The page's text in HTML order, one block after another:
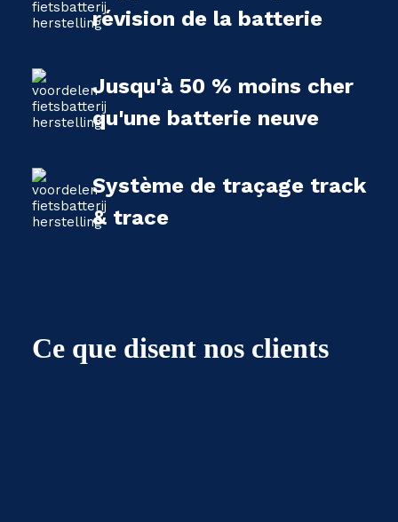
révision de la batterie
Jusqu'à 50 % moins cher
qu'une batterie neuve
Système de traçage track
& trace
Ce que disent nos clients